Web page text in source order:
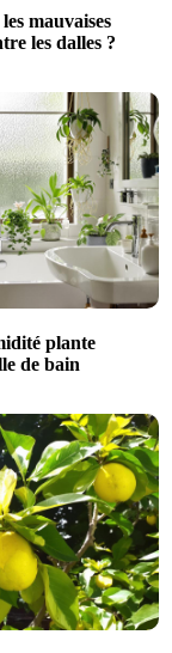
mauvaises
les dalles ?
plante
de bain